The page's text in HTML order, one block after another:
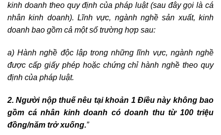
kinh doanh theo quy định của pháp luật (sau đây gọi là cá
nhân kinh doanh). Lĩnh vực, ngành nghề sản xuất, kinh
doanh bao gồm cả một số trường hợp sau:
a) Hành nghề độc lập trong những lĩnh vực, ngành nghề
được cấp giấy phép hoặc chứng chỉ hành nghề theo quy
định của pháp luật.
2. Người nộp thuế nêu tại khoản 1 Điều này không bao
gồm cá nhân kinh doanh có doanh thu từ 100 triệu
đồng/năm trở xuống.”